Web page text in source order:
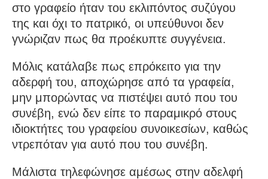
στο γραφείο ήταν του εκλιπόντος συζύγου
της και όχι το πατρικό, οι υπεύθυνοι δεν
γνώριζαν πως θα προέκυπτε συγγένεια.
Μόλις κατάλαβε πως επρόκειτο για την
αδερφή του, αποχώρησε από τα γραφεία,
μην μπορώντας να πιστέψει αυτό που του
συνέβη, ενώ δεν είπε το παραμικρό στους
ιδιοκτήτες του γραφείου συνοικεσίων, καθώς
ντρεπόταν για αυτό που του συνέβη.
Μάλιστα τηλεφώνησε αμέσως στην αδελφή